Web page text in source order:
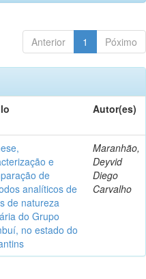
Anterior 1 Póximo
Autor(es)
e
de
analíticos de
de natureza
do Grupo
no estado do
Maranhão,
Deyvid
Diego
Carvalho